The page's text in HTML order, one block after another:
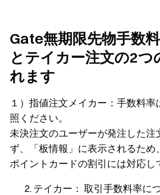
Gate無期限先物手数
とテイカー注文の2つ
れます
１）指値注文メイカー：手数料
照ください。
未決注文のユーザーが発注した
ず、「板情報」に表示されるため
ポイントカードの割引には対応し
テイカー： 取引手数料率に